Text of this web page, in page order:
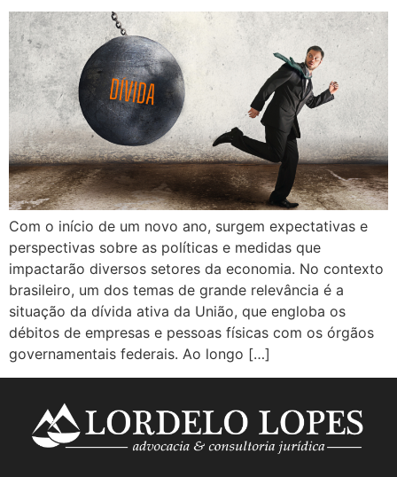
Com o início de um novo ano, surgem expectativas e
perspectivas sobre as políticas e medidas que
impactarão diversos setores da economia. No contexto
brasileiro, um dos temas de grande relevância é a
situação da dívida ativa da União, que engloba os
débitos de empresas e pessoas físicas com os órgãos
governamentais federais. Ao longo […]